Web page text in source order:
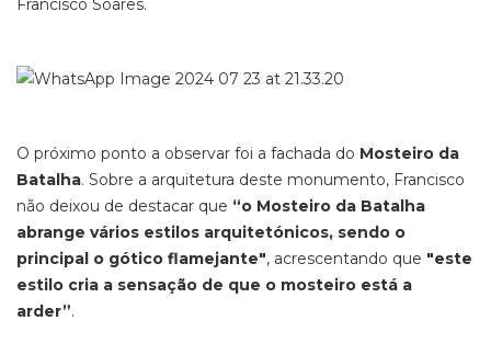
Francisco Soares.
O próximo ponto a observar foi a fachada do Mosteiro da
Batalha. Sobre a arquitetura deste monumento, Francisco
não deixou de destacar que “o Mosteiro da Batalha
abrange vários estilos arquitetónicos, sendo o
principal o gótico flamejante", acrescentando que "este
estilo cria a sensação de que o mosteiro está a
arder”.